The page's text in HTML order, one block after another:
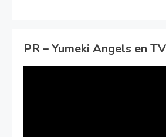
PR – Yumeki Angels en